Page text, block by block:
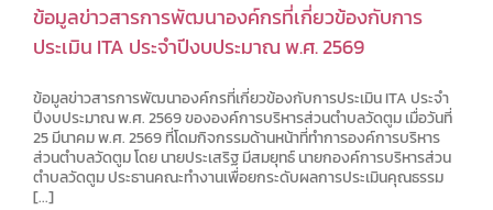
ข้อมูลข่าวสารการพัฒนาองค์กรที่เกี่ยวข้องกับการ
ประเมิน ITA ประจำปีงบประมาณ พ.ศ. 2569
ข้อมูลข่าวสารการพัฒนาองค์กรที่เกี่ยวข้องกับการประเมิน ITA ประจำ
ปีงบประมาณ พ.ศ. 2569 ขององค์การบริหารส่วนตำบลวัดตูม เมื่อวันที่
25 มีนาคม พ.ศ. 2569 ที่โดมกิจกรรมด้านหน้าที่ทำการองค์การบริหาร
ส่วนตำบลวัดตูม โดย นายประเสริฐ มีสมยุทธ์ นายกองค์การบริหารส่วน
ตำบลวัดตูม ประธานคณะทำงานเพื่อยกระดับผลการประเมินคุณธรรม
[...]